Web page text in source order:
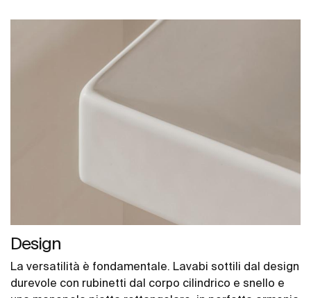
Design
La versatilità è fondamentale. Lavabi sottili dal design
durevole con rubinetti dal corpo cilindrico e snello e